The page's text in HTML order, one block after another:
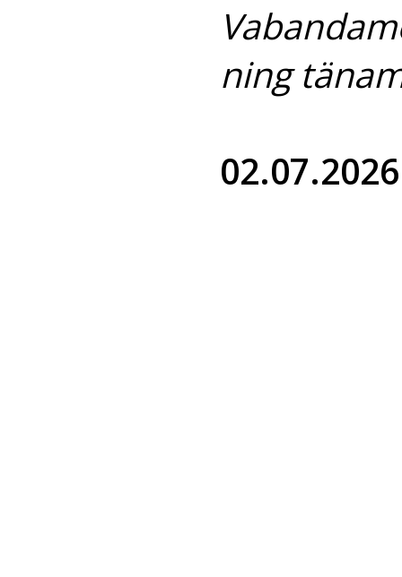
ning
02.07.2026